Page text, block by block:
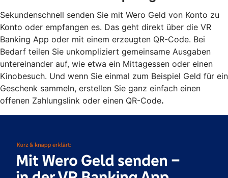
Sekundenschnell senden Sie mit Wero Geld von Konto zu
Konto oder empfangen es. Das geht direkt über die VR
Banking App oder mit einem erzeugten QR-Code. Bei
Bedarf teilen Sie unkompliziert gemeinsame Ausgaben
untereinander auf, wie etwa ein Mittagessen oder einen
Kinobesuch. Und wenn Sie einmal zum Beispiel Geld für ein
Geschenk sammeln, erstellen Sie ganz einfach einen
offenen Zahlungslink oder einen QR-Code.